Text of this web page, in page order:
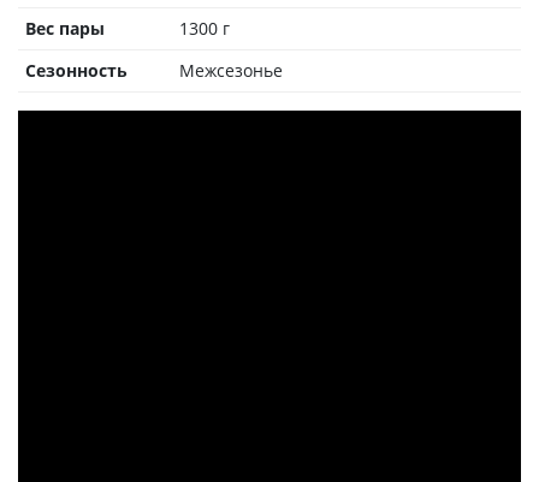
Вес пары
1300 г
Сезонность
Межсезонье